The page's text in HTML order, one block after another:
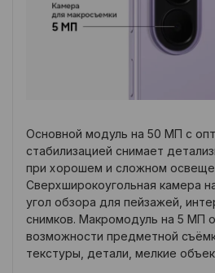
Основной модуль на 50 МП с
стабилизацией снимает
при хорошем и сложном
Сверхширокоугольная камера
угол обзора для пейзажей,
снимков. Макромодуль на 5 МП
возможности предметной
текстуры, детали, мелкие